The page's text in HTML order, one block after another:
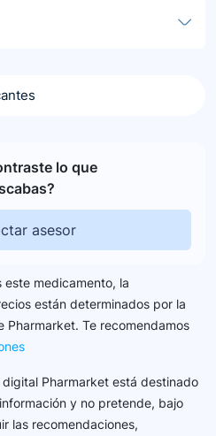
lo que
asesor
este medicamento, la
están determinados por la
Te recomendamos
Pharmarket está destinado
y no pretende, bajo
las recomendaciones,